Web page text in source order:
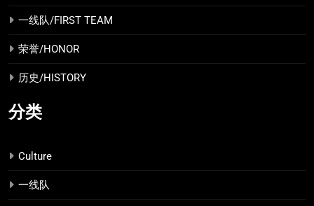
一线队/FIRST TEAM
荣誉/HONOR
历史/HISTORY
分类
Culture
一线队